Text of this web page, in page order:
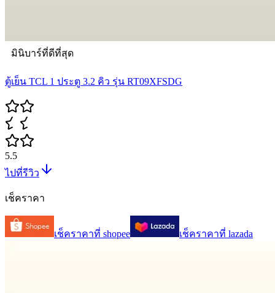
มินิบาร์ที่ดีที่สุด
ตู้เย็น TCL 1 ประตู 3.2 คิว รุ่น RT09XFSDG
5.5
ไปที่รีวิว
เช็คราคา
เช็คราคาที่ shopee เช็คราคาที่ lazada